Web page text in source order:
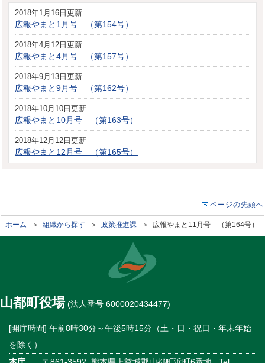
2018年1月16日更新
広報やまと1月号 （第154号）
2018年4月12日更新
広報やまと4月号 （第157号）
2018年9月13日更新
広報やまと9月号 （第162号）
2018年10月10日更新
広報やまと10月号 （第163号）
2018年12月12日更新
広報やまと12月号 （第165号）
ページの先頭へ
ホーム ＞組織から探す ＞政策推進課 ＞ 広報やまと11月号 （第164号）
山都町役場(法人番号 6000020434477)
[開庁時間] 午前8時30分～午後5時15分（土・日・祝日・年末年始
を除く）